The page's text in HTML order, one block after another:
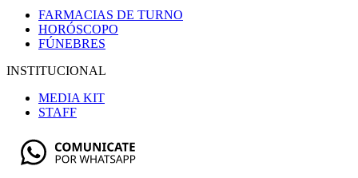
FARMACIAS DE TURNO
HORÓSCOPO
FÚNEBRES
INSTITUCIONAL
MEDIA KIT
STAFF